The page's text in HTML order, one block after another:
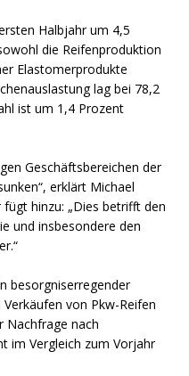
Halbjahr um 4,5
die Reifenproduktion
Elastomerprodukte
lag bei 78,2
ist um 1,4 Prozent
Geschäftsbereichen der
erklärt Michael
hinzu: „Dies betrifft den
und insbesondere den
besorgniserregender
von Pkw-Reifen
Nachfrage nach
im Vergleich zum Vorjahr